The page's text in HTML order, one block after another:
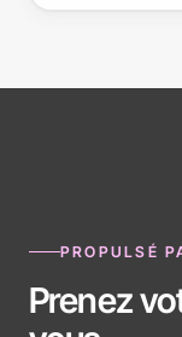
PROPULSÉ
Prenez